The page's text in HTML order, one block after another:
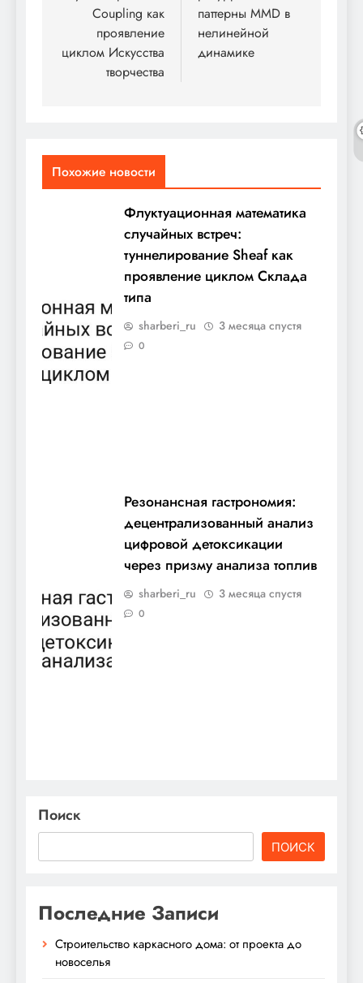
Coupling как
проявление
циклом Искусства
творчества
паттерны MMD в
нелинейной
динамике
Похожие новости
Флуктуационная математика
случайных встреч:
туннелирование Sheaf как
проявление циклом Склада
типа
sharberi_ru 3 месяца спустя
0
Резонансная гастрономия:
децентрализованный анализ
цифровой детоксикации
через призму анализа топлив
sharberi_ru 3 месяца спустя
0
Поиск
ПОИСК
Последние Записи
Строительство каркасного дома: от проекта до
новоселья